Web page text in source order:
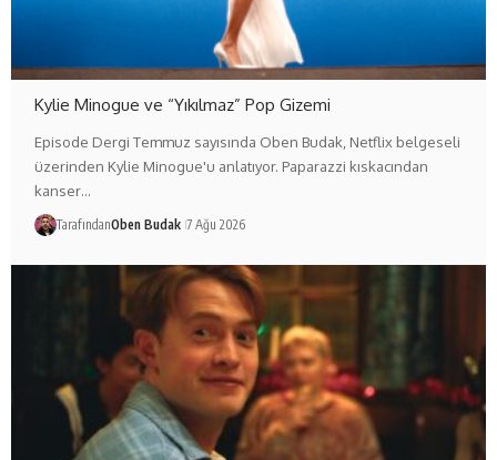
Kylie Minogue ve “Yıkılmaz” Pop Gizemi
Episode Dergi Temmuz sayısında Oben Budak, Netflix belgeseli
üzerinden Kylie Minogue'u anlatıyor. Paparazzi kıskacından
kanser…
TarafındanOben Budak 7 Ağu 2026